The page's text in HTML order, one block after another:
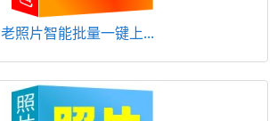
老照片智能批量一键上...